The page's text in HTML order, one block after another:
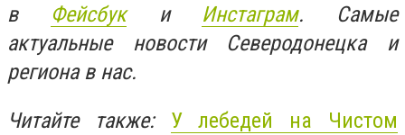
в
Фейсбуки Инстаграм. Самые
актуальные новости Северодонецка и
региона в нас.
Читайте также: У лебедей на Чистом